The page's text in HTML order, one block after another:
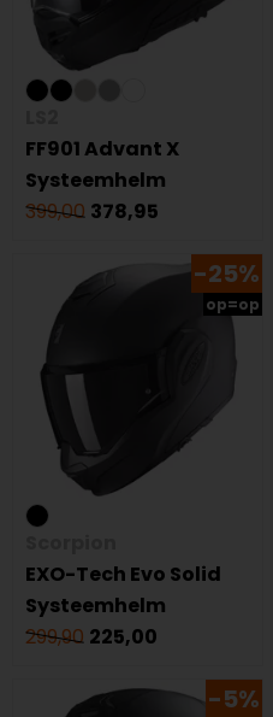
FF901 Advant X
Systeemhelm
399,00 378,95
-25%
op=op
EXO-Tech Evo Solid
Systeemhelm
299,90 225,00
-5%